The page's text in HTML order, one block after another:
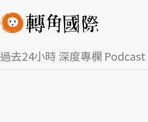
過去24小時深度專欄 Podcast